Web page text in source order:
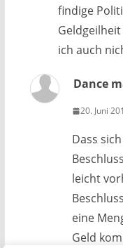
findige
ich auch
Dance
20. Juni
Dass
leicht
eine
Geld